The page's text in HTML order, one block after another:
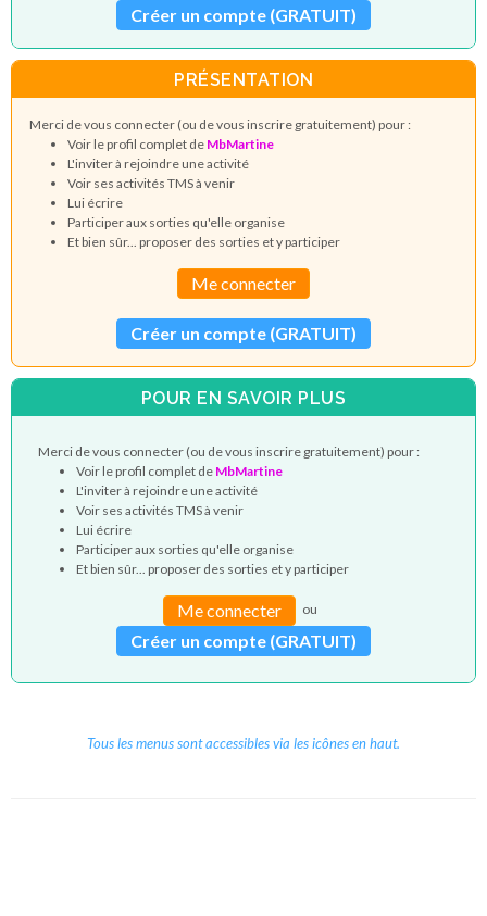
Créer un compte (GRATUIT)
PRÉSENTATION
Merci de vous connecter (ou de vous inscrire gratuitement) pour :
Voir le profil complet de MbMartine
L'inviter à rejoindre une activité
Voir ses activités TMS à venir
Lui écrire
Participer aux sorties qu'elle organise
Et bien sûr... proposer des sorties et y participer
Me connecter
Créer un compte (GRATUIT)
POUR EN SAVOIR PLUS
Merci de vous connecter (ou de vous inscrire gratuitement) pour :
Voir le profil complet de MbMartine
L'inviter à rejoindre une activité
Voir ses activités TMS à venir
Lui écrire
Participer aux sorties qu'elle organise
Et bien sûr... proposer des sorties et y participer
Me connecter ou
Créer un compte (GRATUIT)
Tous les menus sont accessibles via les icônes en haut.